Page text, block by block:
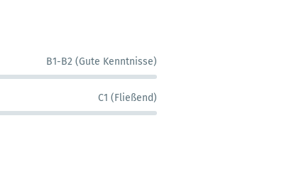
B1-B2 (Gute Kenntnisse)
C1 (Fließend)